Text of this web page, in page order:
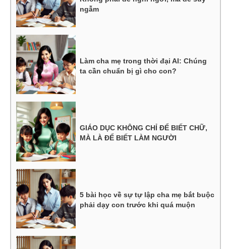
ngẫm
Làm cha mẹ trong thời đại AI: Chúng
ta cần chuẩn bị gì cho con?
GIÁO DỤC KHÔNG CHỈ ĐỂ BIẾT CHỮ,
MÀ LÀ ĐỂ BIẾT LÀM NGƯỜI
5 bài học về sự tự lập cha mẹ bắt buộc
phải dạy con trước khi quá muộn